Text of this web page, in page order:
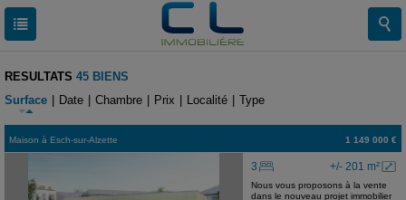
RESULTATS 45 BIENS
Surface
Date Chambre Prix Localité Type
Maison à Esch-sur-Alzette 1 149 000 €
+/- 201 m²
3
Nous vous proposons à la vente
dans le nouveau projet immobilier